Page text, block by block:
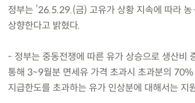
정부는 ’26.5.29.(금) 고유가 상황 지속에 따라
상향한다고 밝혔다.
- 정부는 중동전쟁에 따른 유가 상승으로 생산비
통해 3~9월분 면세유 가격 초과시 초과분의
지급한도를 초과하는 유가 인상분에 대해서는 지